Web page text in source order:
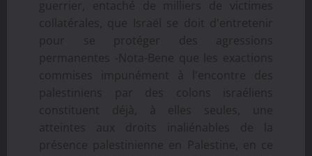
guerrier, entaché de milliers de victimes
collatérales, que Israël se doit d'entretenir
pour se protéger des agressions
permanentes -Nota-Bene que les exactions
commises impunément à l'encontre des
palestiniens par des colons israéliens
constituent déjà, à elles seules, une
atteintes aux droits inaliénables de la
présence palestinienne en Palestine, en ce